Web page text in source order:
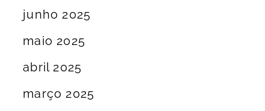
junho 2025
maio 2025
abril 2025
março 2025